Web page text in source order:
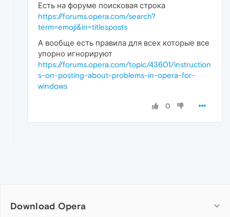
Есть на форуме поисковая строка
https://forums.opera.com/search?
term=emoji&in=titlesposts
А вообще есть правила для всех которые все
упорно игнорируют
https://forums.opera.com/topic/43601/instruction
s-on-posting-about-problems-in-opera-for-
windows
0
Download Opera